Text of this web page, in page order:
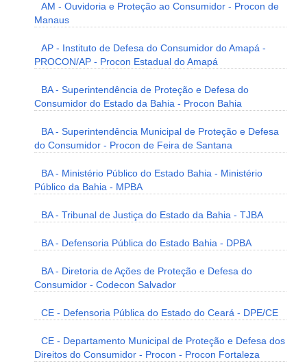
AM - Ouvidoria e Proteção ao Consumidor - Procon de
Manaus
AP - Instituto de Defesa do Consumidor do Amapá -
PROCON/AP - Procon Estadual do Amapá
BA - Superintendência de Proteção e Defesa do
Consumidor do Estado da Bahia - Procon Bahia
BA - Superintendência Municipal de Proteção e Defesa
do Consumidor - Procon de Feira de Santana
BA - Ministério Público do Estado Bahia - Ministério
Público da Bahia - MPBA
BA - Tribunal de Justiça do Estado da Bahia - TJBA
BA - Defensoria Pública do Estado Bahia - DPBA
BA - Diretoria de Ações de Proteção e Defesa do
Consumidor - Codecon Salvador
CE - Defensoria Pública do Estado do Ceará - DPE/CE
CE - Departamento Municipal de Proteção e Defesa dos
Direitos do Consumidor - Procon - Procon Fortaleza